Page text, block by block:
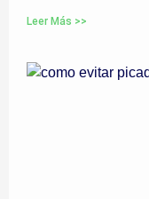
Leer Más >>